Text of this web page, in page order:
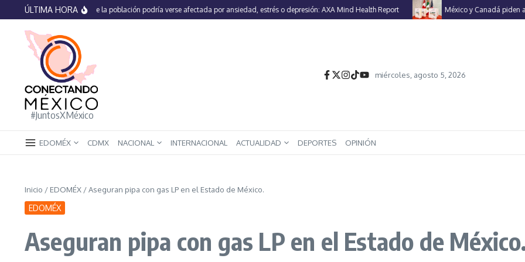
Saltar al contenido
ÚLTIMA HORA
En México 66% de la población podría verse afectada por ansiedad, estrés o depresión: AXA Mind Health Report México y Canadá piden a EU
#JuntosXMéxico
miércoles, agosto 5, 2026
EDOMÉX CDMX NACIONAL INTERNACIONAL ACTUALIDAD DEPORTES OPINIÓN
Inicio / EDOMÉX /Aseguran pipa con gas LP en el Estado de México.
EDOMÉX
Aseguran pipa con gas LP en el Estado de